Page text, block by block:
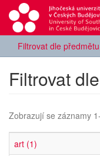
Filtrovat dle předmětu
Filtrovat
Zobrazují se záznamy
art (1)